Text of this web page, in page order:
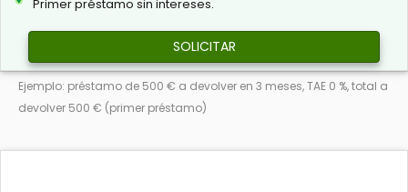
Primer préstamo sin intereses.
SOLICITAR
Ejemplo: préstamo de 500 € a devolver en 3 meses, TAE 0 %, total a
devolver 500 € (primer préstamo)